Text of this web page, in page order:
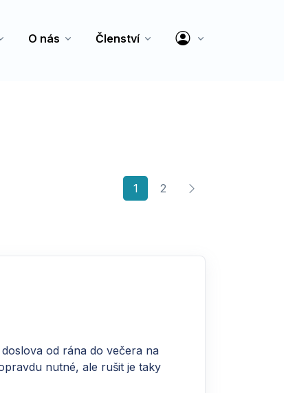
O nás Členství
1(current)
2
od rána do večera na
nutné, ale rušit je taky